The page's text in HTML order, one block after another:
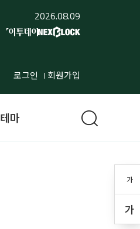
2026.08.09
로그인 회원가입
가
가
테마